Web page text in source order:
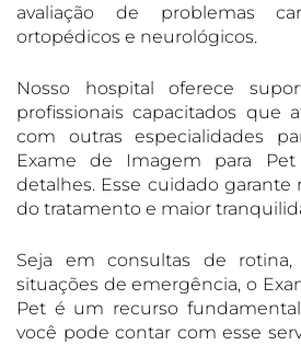
avaliação de problemas
ortopédicos e neurológicos.
Nosso hospital oferece
profissionais capacitados que
com outras especialidades
Exame de Imagem para
detalhes. Esse cuidado garante
do tratamento e maior
Seja em consultas de rotina,
situações de emergência, o
Pet é um recurso
você pode contar com esse